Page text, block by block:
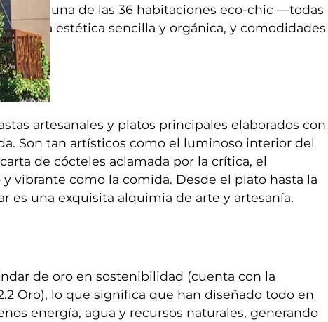
A una de las 36 habitaciones eco-chic —todas
una estética sencilla y orgánica, y comodidades
artesanales y platos principales elaborados con
Son tan artísticos como el luminoso interior del
de cócteles aclamada por la crítica, el
vibrante como la comida. Desde el plato hasta la
es una exquisita alquimia de arte y artesanía.
de oro en sostenibilidad (cuenta con la
Oro), lo que significa que han diseñado todo en
energía, agua y recursos naturales, generando